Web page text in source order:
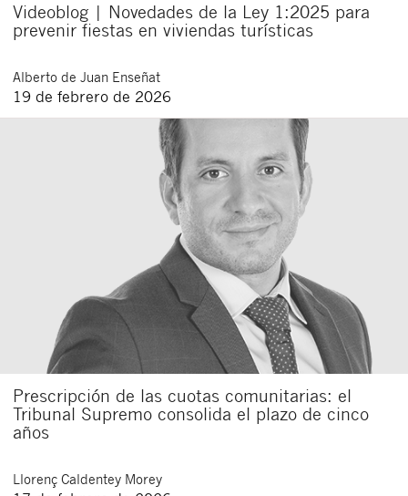
Videoblog | Novedades de la Ley 1:2025 para
prevenir fiestas en viviendas turísticas
Alberto de Juan Enseñat
19 de febrero de 2026
Prescripción de las cuotas comunitarias: el
Tribunal Supremo consolida el plazo de cinco
años
Llorenç Caldentey Morey